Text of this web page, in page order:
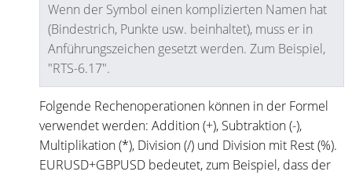
Wenn der Symbol einen komplizierten Namen hat
(Bindestrich, Punkte usw. beinhaltet), muss er in
Anführungszeichen gesetzt werden. Zum Beispiel,
"RTS-6.17".
Folgende Rechenoperationen können in der Formel
verwendet werden: Addition (+), Subtraktion (-),
Multiplikation (*), Division (/) und Division mit Rest (%).
EURUSD+GBPUSD bedeutet, zum Beispiel, dass der